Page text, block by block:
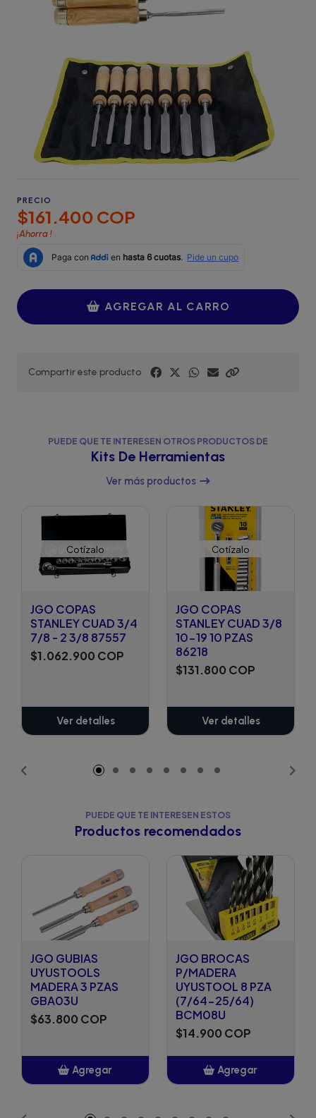
PRECIO
$161.400 COP
¡Ahorra!
AGREGAR AL CARRO
Compartir este producto
PUEDE QUE TE INTERESEN OTROS PRODUCTOS DE
Kits De Herramientas
Ver más productos
Cotízalo
JGO COPAS
STANLEY CUAD 3/4
7/8 - 2 3/8 87557
$1.062.900 COP
Ver detalles
Cotízalo
JGO COPAS
STANLEY CUAD 3/8
10-19 10 PZAS
86218
$131.800 COP
Ver detalles
PUEDE QUE TE INTERESEN ESTOS
Productos recomendados
JGO GUBIAS
UYUSTOOLS
MADERA 3 PZAS
GBA03U
$63.800 COP
Agregar
JGO BROCAS
P/MADERA
UYUSTOOL 8 PZA
(7/64-25/64)
BCM08U
$14.900 COP
Agregar